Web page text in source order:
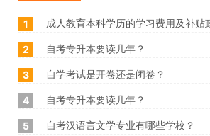
1 成人教育本科学历的学习费用及补贴
2 自考专升本要读几年？
3 自学考试是开卷还是闭卷？
4 自考专升本要读几年？
5 自考汉语言文学专业有哪些学校？